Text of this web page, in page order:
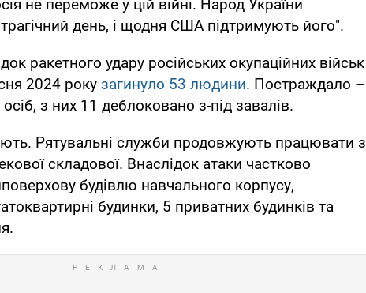
не переможе у цій війні. Народ України
день, і щодня США підтримують його".
ракетного удару російських окупаційних військ
2024 року загинуло 53 людини. Постраждало –
з них 11 деблоковано з-під завалів.
Рятувальні служби продовжують працювати з
складової. Внаслідок атаки частково
будівлю навчального корпусу,
будинки, 5 приватних будинків та